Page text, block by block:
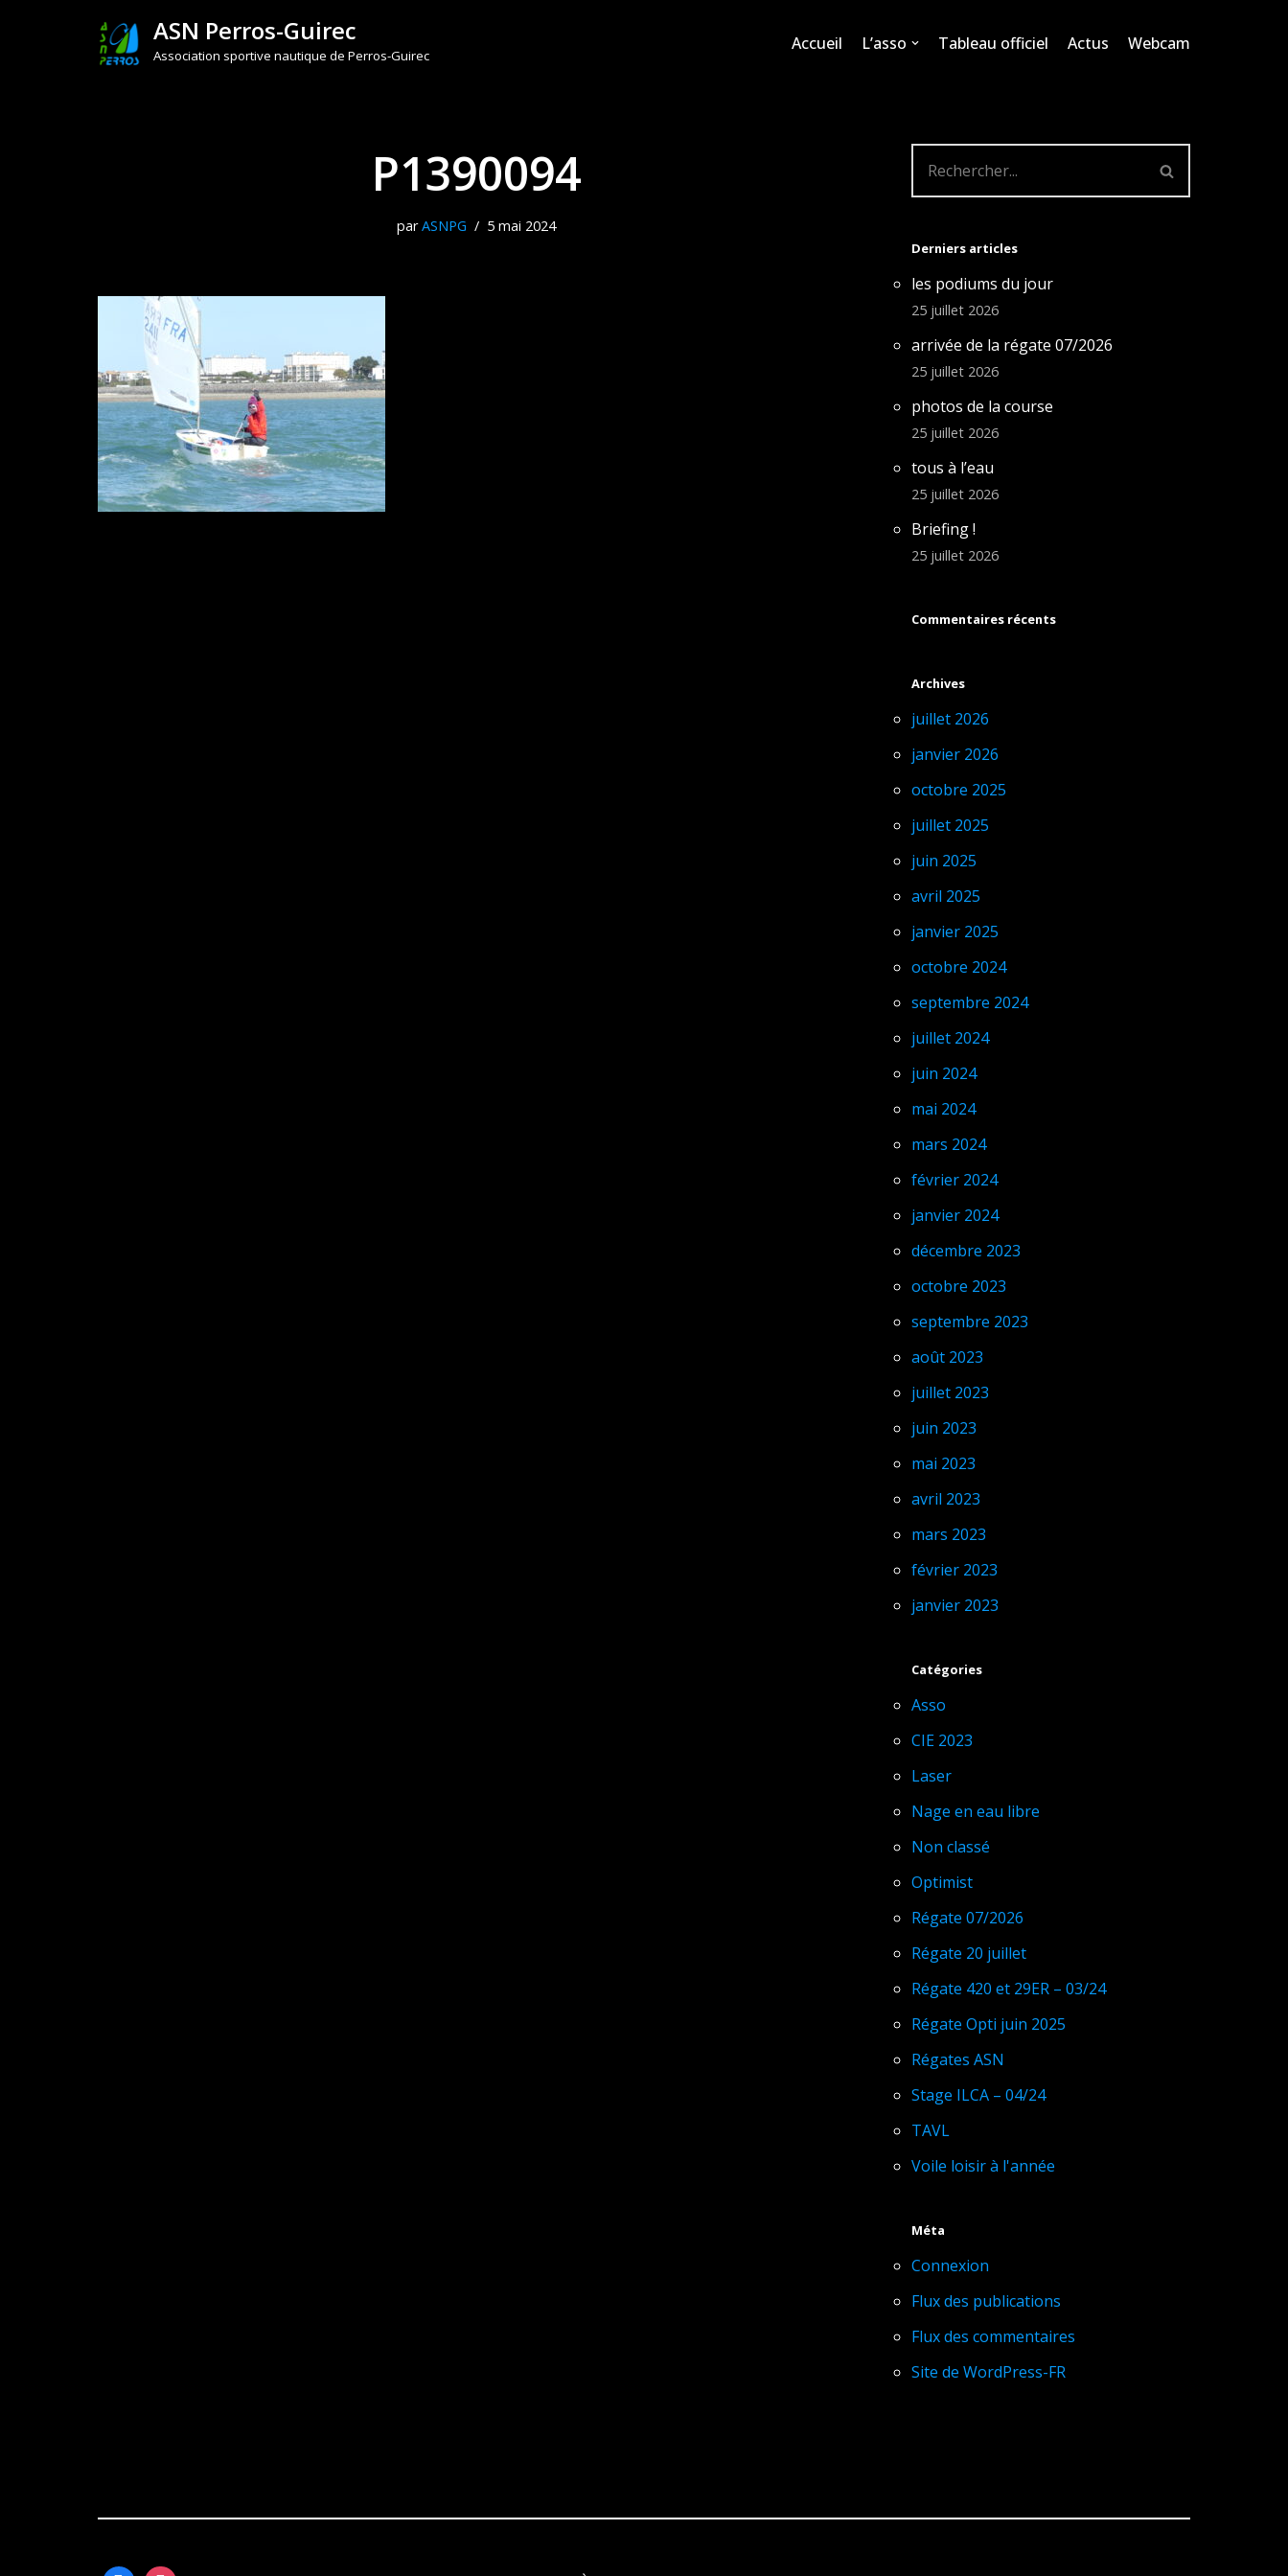
ASN Perros-Guirec
Association sportive nautique de Perros-Guirec
Accueil L’asso Tableau officiel Actus Webcam
P1390094
parASNPG 5 mai 2024
Derniers articles
les podiums du jour
25 juillet 2026
arrivée de la régate 07/2026
25 juillet 2026
photos de la course
25 juillet 2026
tous à l’eau
25 juillet 2026
Briefing !
25 juillet 2026
Commentaires récents
Archives
juillet 2026
janvier 2026
octobre 2025
juillet 2025
juin 2025
avril 2025
janvier 2025
octobre 2024
septembre 2024
juillet 2024
juin 2024
mai 2024
mars 2024
février 2024
janvier 2024
décembre 2023
octobre 2023
septembre 2023
août 2023
juillet 2023
juin 2023
mai 2023
avril 2023
mars 2023
février 2023
janvier 2023
Catégories
Asso
CIE 2023
Laser
Nage en eau libre
Non classé
Optimist
Régate 07/2026
Régate 20 juillet
Régate 420 et 29ER – 03/24
Régate Opti juin 2025
Régates ASN
Stage ILCA – 04/24
TAVL
Voile loisir à l'année
Méta
Connexion
Flux des publications
Flux des commentaires
Site de WordPress-FR